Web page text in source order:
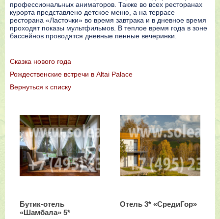
профессиональных аниматоров. Также во всех ресторанах
курорта представлено детское меню, а на террасе
ресторана «Ласточки» во время завтрака и в дневное время
проходят показы мультфильмов. В теплое время года в зоне
бассейнов проводятся дневные пенные вечеринки.
Сказка нового года
Рождественские встречи в Altai Palace
Вернутьcя к списку
Бутик-отель
«Шамбала» 5*
Отель 3* «СредиГор»